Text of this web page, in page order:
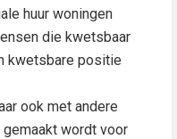
huur woningen
die kwetsbaar
kwetsbare positie
ook met andere
wordt voor